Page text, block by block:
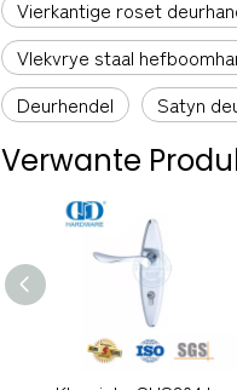
Vierkantige roset
Vlekvrye staal
Deurhendel
Satyn
Verwante